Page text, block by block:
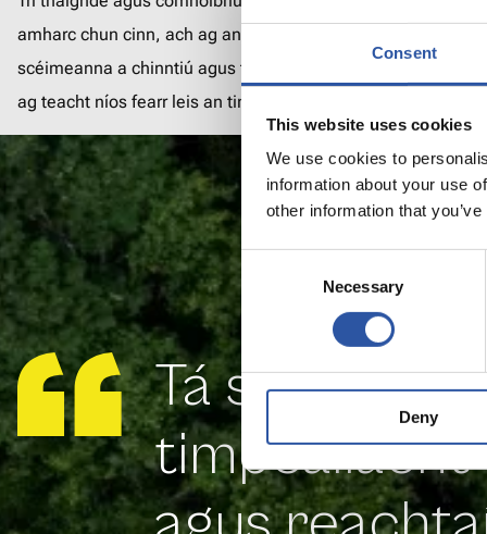
Consent
This website uses cookies
We use cookies to
information about your use
other information that
Consent
Selection
Necessary
Deny
táimid ag amharc chun cinn, ach ag an am céanna
rialachas láidir ár scéimeanna a chinntiú agus tá ár
hathbhreithniú againn le go mbeidh sí ag teacht níos
astaíochtaí nialasacha nua.
Tá sé